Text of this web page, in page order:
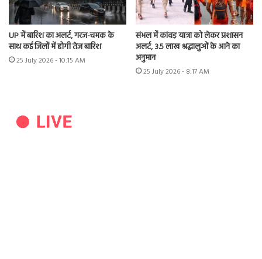
UP में बारिश का अलर्ट, गरज-चमक के
साथ कई जिलों में होगी तेज बारिश
25 July 2026 - 10:15 AM
संभल में कांवड़ यात्रा को लेकर प्रशासन
अलर्ट, 3.5 लाख श्रद्धालुओं के आने का
अनुमान
25 July 2026 - 8:17 AM